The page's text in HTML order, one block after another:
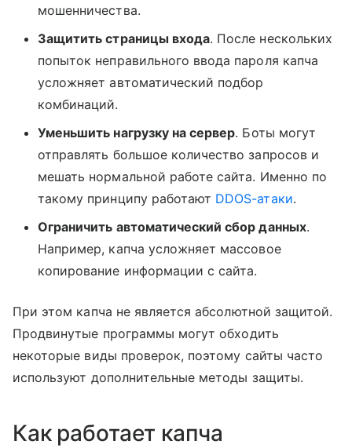
мошенничества.
Защитить страницы входа. После нескольких
попыток неправильного ввода пароля капча
усложняет автоматический подбор
комбинаций.
Уменьшить нагрузку на сервер. Боты могут
отправлять большое количество запросов и
мешать нормальной работе сайта. Именно по
такому принципу работают DDOS-атаки.
Ограничить автоматический сбор данных.
Например, капча усложняет массовое
копирование информации с сайта.
При этом капча не является абсолютной защитой.
Продвинутые программы могут обходить
некоторые виды проверок, поэтому сайты часто
используют дополнительные методы защиты.
Как работает капча